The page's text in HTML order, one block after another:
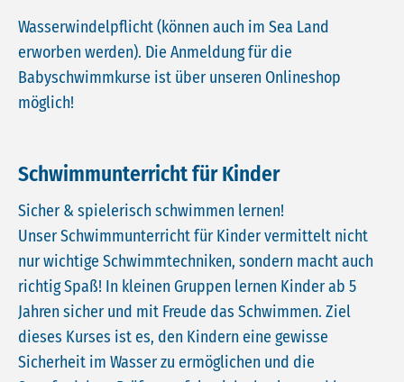
Wasserwindelpflicht (können auch im Sea Land
erworben werden). Die Anmeldung für die
Babyschwimmkurse ist über unseren Onlineshop
möglich!
Schwimmunterricht für Kinder
Sicher & spielerisch schwimmen lernen!
Unser Schwimmunterricht für Kinder vermittelt nicht
nur wichtige Schwimmtechniken, sondern macht auch
richtig Spaß! In kleinen Gruppen lernen Kinder ab 5
Jahren sicher und mit Freude das Schwimmen. Ziel
dieses Kurses ist es, den Kindern eine gewisse
Sicherheit im Wasser zu ermöglichen und die